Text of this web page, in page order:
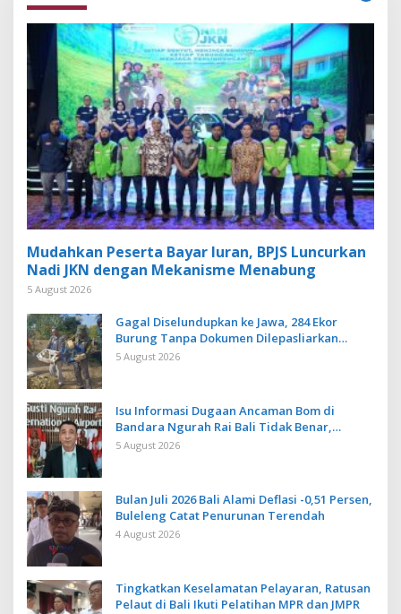
Mudahkan Peserta Bayar Iuran, BPJS Luncurkan
Nadi JKN dengan Mekanisme Menabung
5 August 2026
Gagal Diselundupkan ke Jawa, 284 Ekor
Burung Tanpa Dokumen Dilepasliarkan
Cegah Ancaman Penyakit
5 August 2026
Isu Informasi Dugaan Ancaman Bom di
Bandara Ngurah Rai Bali Tidak Benar,
Operasional Penerbangan Lancar
5 August 2026
Bulan Juli 2026 Bali Alami Deflasi -0,51 Persen,
Buleleng Catat Penurunan Terendah
4 August 2026
Tingkatkan Keselamatan Pelayaran, Ratusan
Pelaut di Bali Ikuti Pelatihan MPR dan JMPR